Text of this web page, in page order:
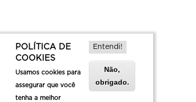
POLÍTICA DE
COOKIES
Usamos cookies para
assegurar que você
tenha a melhor
Entendi!
Não,
obrigado.